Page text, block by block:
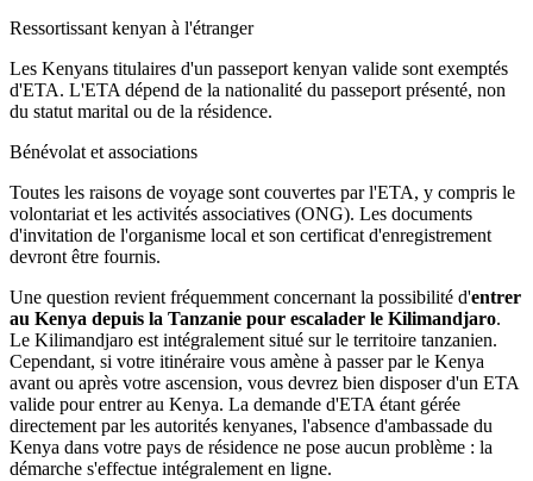
Ressortissant kenyan à l'étranger
Les Kenyans titulaires d'un passeport kenyan valide sont exemptés
d'ETA. L'ETA dépend de la nationalité du passeport présenté, non
du statut marital ou de la résidence.
Bénévolat et associations
Toutes les raisons de voyage sont couvertes par l'ETA, y compris le
volontariat et les activités associatives (ONG). Les documents
d'invitation de l'organisme local et son certificat d'enregistrement
devront être fournis.
Une question revient fréquemment concernant la possibilité d'entrer
au Kenya depuis la Tanzanie pour escalader le Kilimandjaro.
Le Kilimandjaro est intégralement situé sur le territoire tanzanien.
Cependant, si votre itinéraire vous amène à passer par le Kenya
avant ou après votre ascension, vous devrez bien disposer d'un ETA
valide pour entrer au Kenya. La demande d'ETA étant gérée
directement par les autorités kenyanes, l'absence d'ambassade du
Kenya dans votre pays de résidence ne pose aucun problème : la
démarche s'effectue intégralement en ligne.